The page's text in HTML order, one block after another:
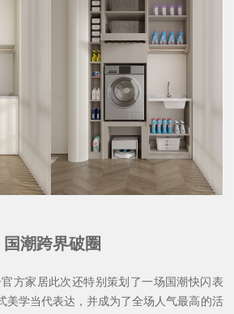
国潮跨界破圈
方家居此次还特别策划了一场国潮快闪表
美学当代表达，并成为了全场人气最高的活